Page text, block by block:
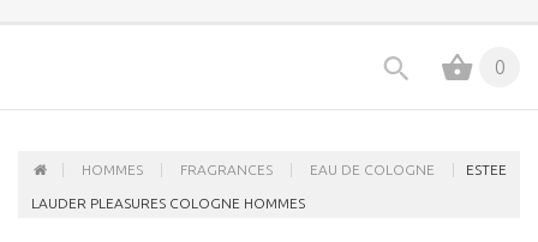
0
HOMMES FRAGRANCES EAU DE COLOGNE ESTEE
LAUDER PLEASURES COLOGNE HOMMES